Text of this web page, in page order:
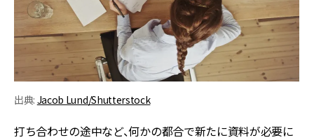
出典: Jacob Lund/Shutterstock
打ち合わせの途中など、何かの都合で新たに資料が必要に